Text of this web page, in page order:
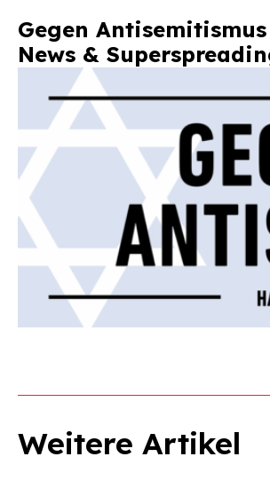
Gegen
News &
Weitere Artikel